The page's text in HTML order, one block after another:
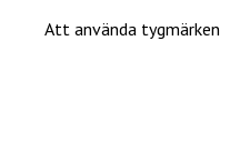
Att använda tygmärken